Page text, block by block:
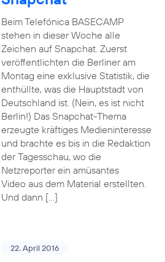
Beim Telefónica BASECAMP
stehen in dieser Woche alle
Zeichen auf Snapchat. Zuerst
veröffentlichten die Berliner am
Montag eine exklusive Statistik, die
enthüllte, was die Hauptstadt von
Deutschland ist. (Nein, es ist nicht
Berlin!) Das Snapchat-Thema
erzeugte kräftiges Medieninteresse
und brachte es bis in die Redaktion
der Tagesschau, wo die
Netzreporter ein amüsantes
Video aus dem Material erstellten.
Und dann […]
22. April 2016